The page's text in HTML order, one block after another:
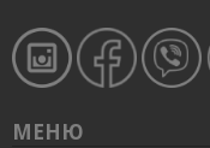
МЕНЮ